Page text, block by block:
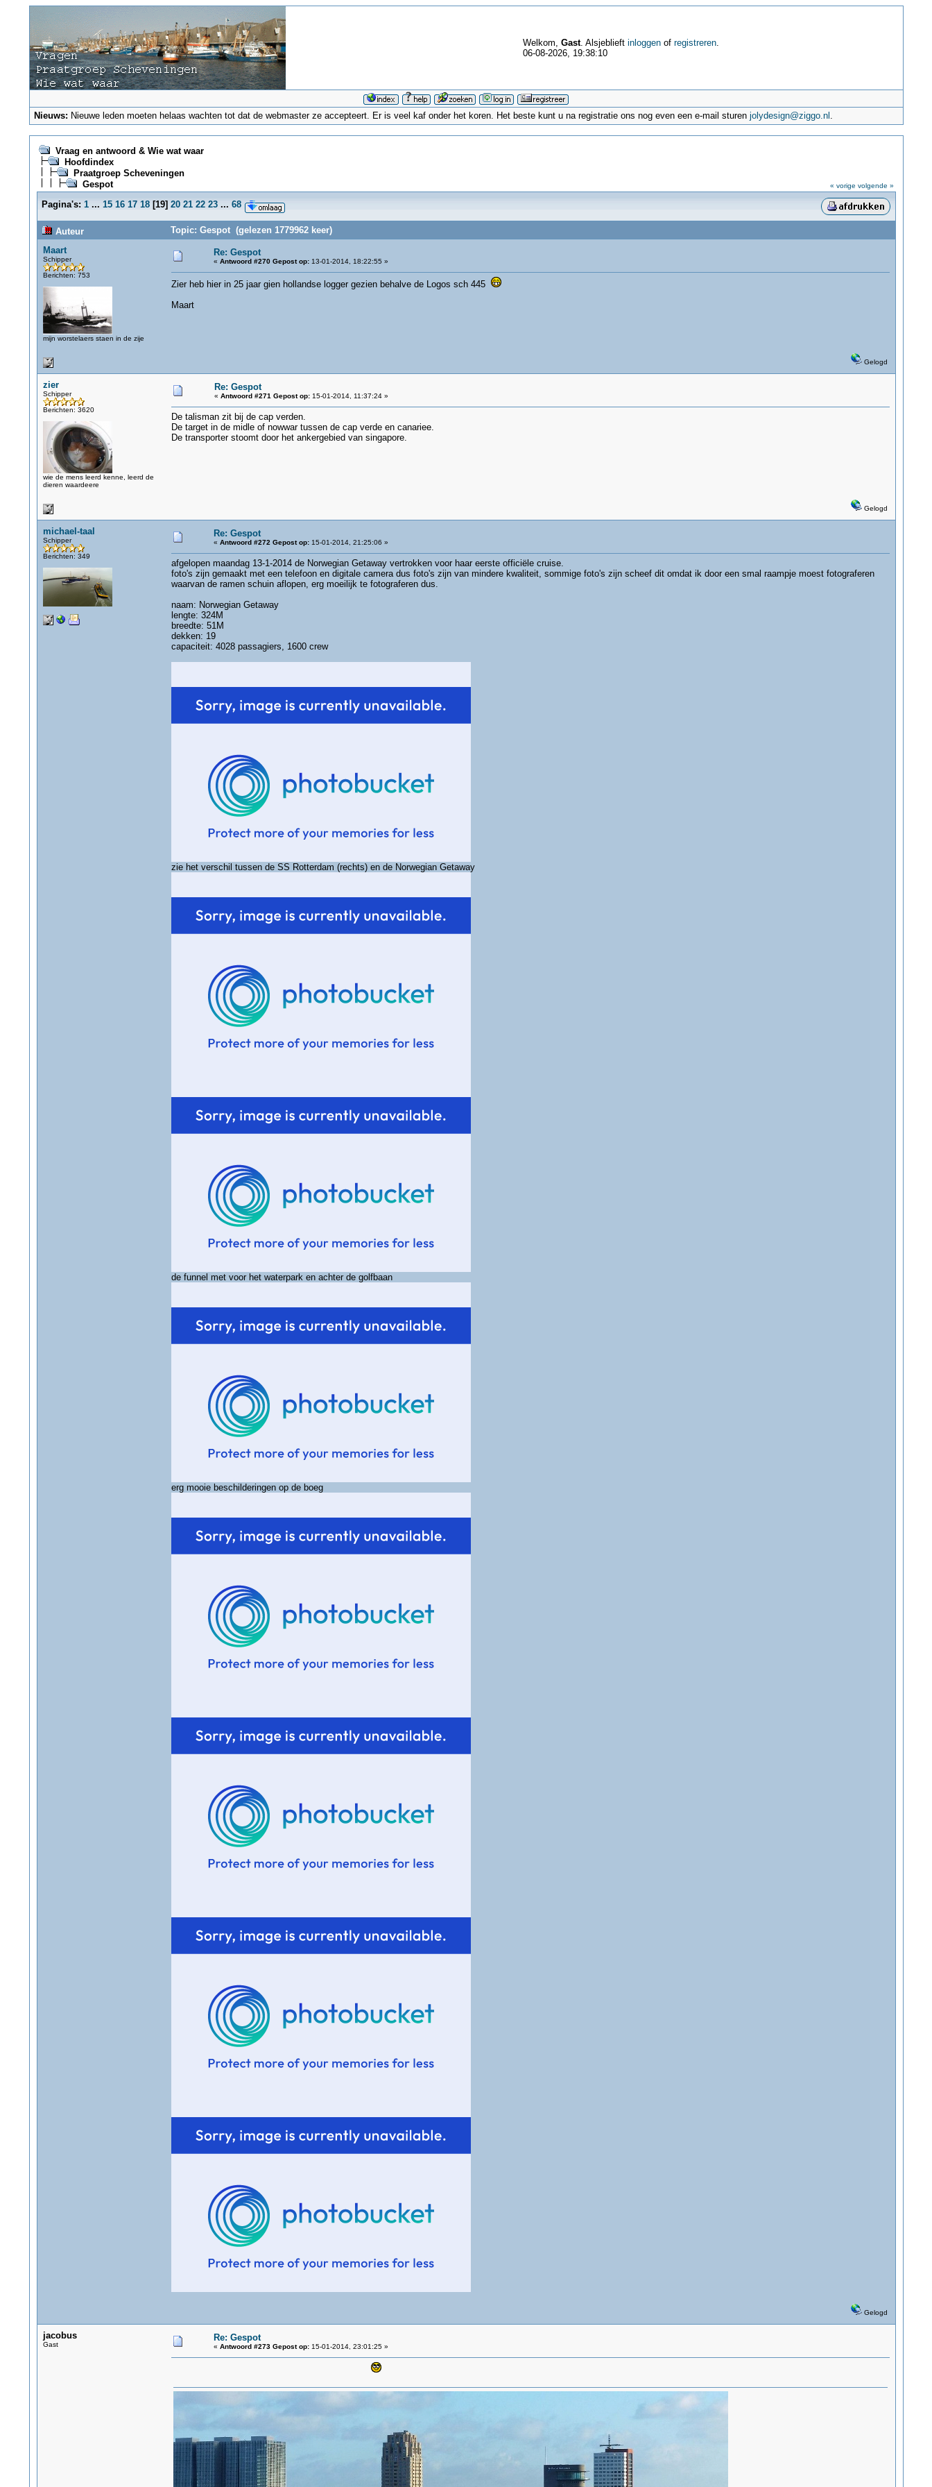
Welkom, Gast. Alsjeblieft inloggenof registreren.
06-08-2026, 19:38:10
Nieuws: Nieuwe leden moeten helaas wachten tot dat de webmaster ze accepteert. Er is veel kaf onder het koren. Het beste kunt u na registratie ons nog even een e-mail sturenjolydesign@ziggo.nl .
Vraag en antwoord & Wie wat waar
Hoofdindex
Praatgroep Scheveningen
Gespot
« vorige volgende »
Pagina's: 1 ... 15 16 17 18[19] 20 21 22 23 ... 68
Auteur
Topic: Gespot (gelezen 1779962 keer)
Maart
Schipper
Berichten: 753
mijn worstelaers staen in de zije
Re: Gespot
« Antwoord #270 Gepost op:13-01-2014, 18:22:55 »
Zier heb hier in 25 jaar gien hollandse logger gezien behalve de Logos sch 445
Maart
Gelogd
zier
Schipper
Berichten: 3620
wie de mens leerd kenne, leerd de
dieren waardeere
Re: Gespot
« Antwoord #271 Gepost op:15-01-2014, 11:37:24 »
De talisman zit bij de cap verden.
De target in de midle of nowwar tussen de cap verde en canariee.
De transporter stoomt door het ankergebied van singapore.
Gelogd
michael-taal
Schipper
Berichten: 349
Re: Gespot
« Antwoord #272 Gepost op:15-01-2014, 21:25:06 »
afgelopen maandag 13-1-2014 de Norwegian Getaway vertrokken voor haar eerste officiële cruise.
foto's zijn gemaakt met een telefoon en digitale camera dus foto's zijn van mindere kwaliteit, sommige foto's zijn scheef dit omdat ik door een smal raampje moest fotograferen
waarvan de ramen schuin aflopen, erg moeilijk te fotograferen dus.
naam: Norwegian Getaway
lengte: 324M
breedte: 51M
dekken: 19
capaciteit: 4028 passagiers, 1600 crew
zie het verschil tussen de SS Rotterdam (rechts) en de Norwegian Getaway
de funnel met voor het waterpark en achter de golfbaan
erg mooie beschilderingen op de boeg
Gelogd
jacobus
Gast
Re: Gespot
« Antwoord #273 Gepost op:15-01-2014, 23:01:25 »